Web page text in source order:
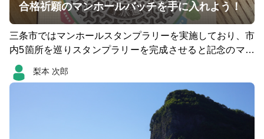
合格祈願のマンホールバッチを手に入れよう！
三条市ではマンホールスタンプラリーを実施しており、市
内5箇所を巡りスタンプラリーを完成させると記念のマン
ホールピンバッチがもらえます。 マンホールは「丸い、
落ちない、滑らない」ということで合格祈願の御守りにな
るそうです。このコースは合格の願掛けにそれをランニン
内道の駅→下田漢学の里→栄スマイルランド→三条鍛治道
梨本 次郎